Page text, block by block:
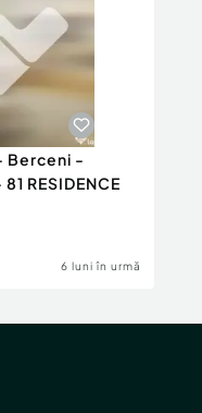
Berceni -
RESIDENCE
6 luni în urmă